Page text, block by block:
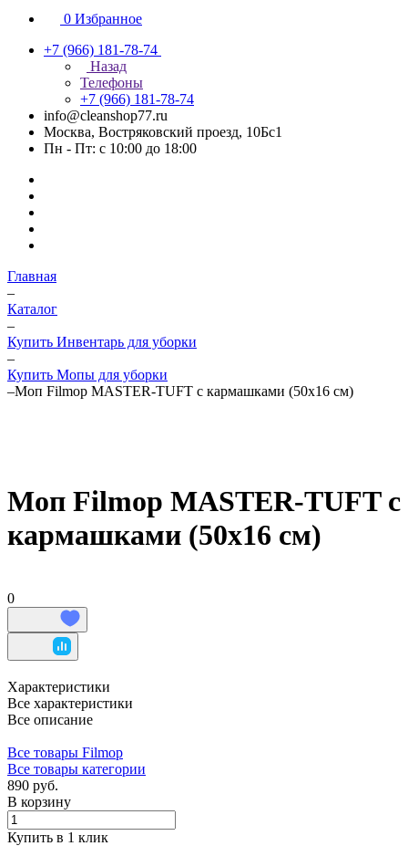
0 Избранное
+7 (966) 181-78-74
Назад
Телефоны
+7 (966) 181-78-74
info@cleanshop77.ru
Москва, Востряковский проезд, 10Бс1
Пн - Пт: с 10:00 до 18:00
Главная
–
Каталог
–
Купить Инвентарь для уборки
–
Купить Мопы для уборки
–Моп Filmop MASTER-TUFT с кармашками (50х16 см)
Моп Filmop MASTER-TUFT с
кармашками (50х16 см)
0
Характеристики
Все характеристики
Все описание
Все товары Filmop
Все товары категории
890 руб.
В корзину
Купить в 1 клик